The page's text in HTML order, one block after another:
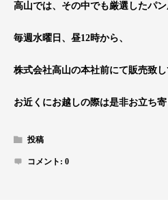
高山では、その中でも厳選したパ
毎週水曜日、昼12時から、
株式会社高山の本社前にて販売致し
お近くにお越しの際は是非お立ち寄
投稿
コメント: 0